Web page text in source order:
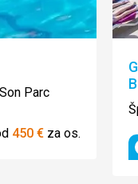
Parc
450 € za os.